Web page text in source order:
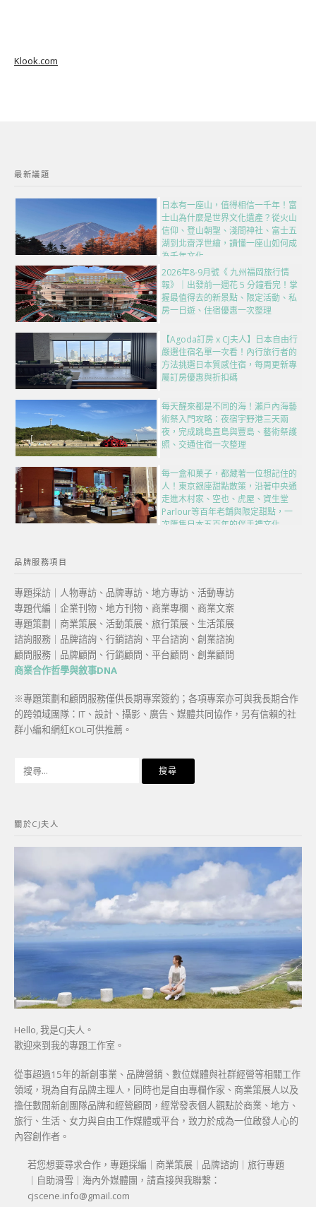
Klook.com
最新議題
日本有一座山，值得相信一千年！富
士山為什麼是世界文化遺產？從火山
信仰、登山朝聖、淺間神社、富士五
湖到北齋浮世繪，讀懂一座山如何成
為千年文化
2026年8-9月號《 九州福岡旅行情
報》｜出發前一週花 5 分鐘看完！掌
握最值得去的新景點、限定活動、私
房一日遊、住宿優惠一次整理
【Agoda訂房 x CJ夫人】日本自由行
嚴選住宿名單一次看！內行旅行者的
方法挑選日本質感住宿，每周更新專
屬訂房優惠與折扣碼
每天醒來都是不同的海！瀨戶內海藝
術祭入門攻略：夜宿宇野港三天兩
夜，完成跳島直島與豐島、藝術祭護
照、交通住宿一次整理
每一盒和菓子，都藏著一位想記住的
人！東京銀座甜點散策，沿著中央通
走進木村家、空也、虎屋、資生堂
Parlour等百年老舖與限定甜點，一
次匯集日本五百年的伴手禮文化
品牌服務項目
專題採訪｜人物專訪、品牌專訪、地方專訪、活動專訪
專題代編｜企業刊物、地方刊物、商業專欄、商業文案
專題策劃｜商業策展、活動策展、旅行策展、生活策展
諮詢服務｜品牌諮詢、行銷諮詢、平台諮詢、創業諮詢
顧問服務｜品牌顧問、行銷顧問、平台顧問、創業顧問
商業合作哲學與敘事DNA
※專題策劃和顧問服務僅供長期專案簽約；各項專案亦可與我長期合作
的跨領域團隊：IT、設計、攝影、廣告、媒體共同協作，另有信賴的社
群小編和網紅KOL可供推薦。
字:
關於CJ夫人
Hello, 我是CJ夫人。
歡迎來到我的專題工作室。
從事超過15年的新創事業、品牌營銷、數位媒體與社群經營等相關工作
領域，現為自有品牌主理人，同時也是自由專欄作家、商業策展人以及
擔任數間新創團隊品牌和經營顧問，經常發表個人觀點於商業、地方、
旅行、生活、女力與自由工作媒體或平台，致力於成為一位啟發人心的
內容創作者。
若您想要尋求合作，專題採編｜商業策展｜品牌諮詢｜旅行專題
｜自助滑雪｜海內外媒體團，請直接與我聯繫：
cjscene.info@gmail.com